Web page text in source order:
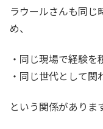
ラウールさんも同じ
め、
・同じ現場で経験を
・同じ世代として関
という関係がありま